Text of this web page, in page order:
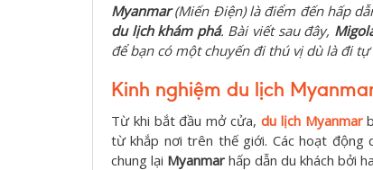
Myanmar(Miến Điện) là điểm đến hấp
du lịch khám phá. Bài viết sau đây,
để bạn có một chuyến đi thú vị dù là đi
Kinh nghiệm du lịch
Từ khi bắt đầu mở cửa, du lịch Myanmar
từ khắp nơi trên thế giới. Các hoạt động
chung lại Myanmar hấp dẫn du khách bởi